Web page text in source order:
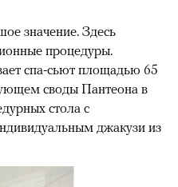
значение. Здесь
процедуры.
спа-сьют площадью 65
своды Пантеона в
стола с
джакузи из